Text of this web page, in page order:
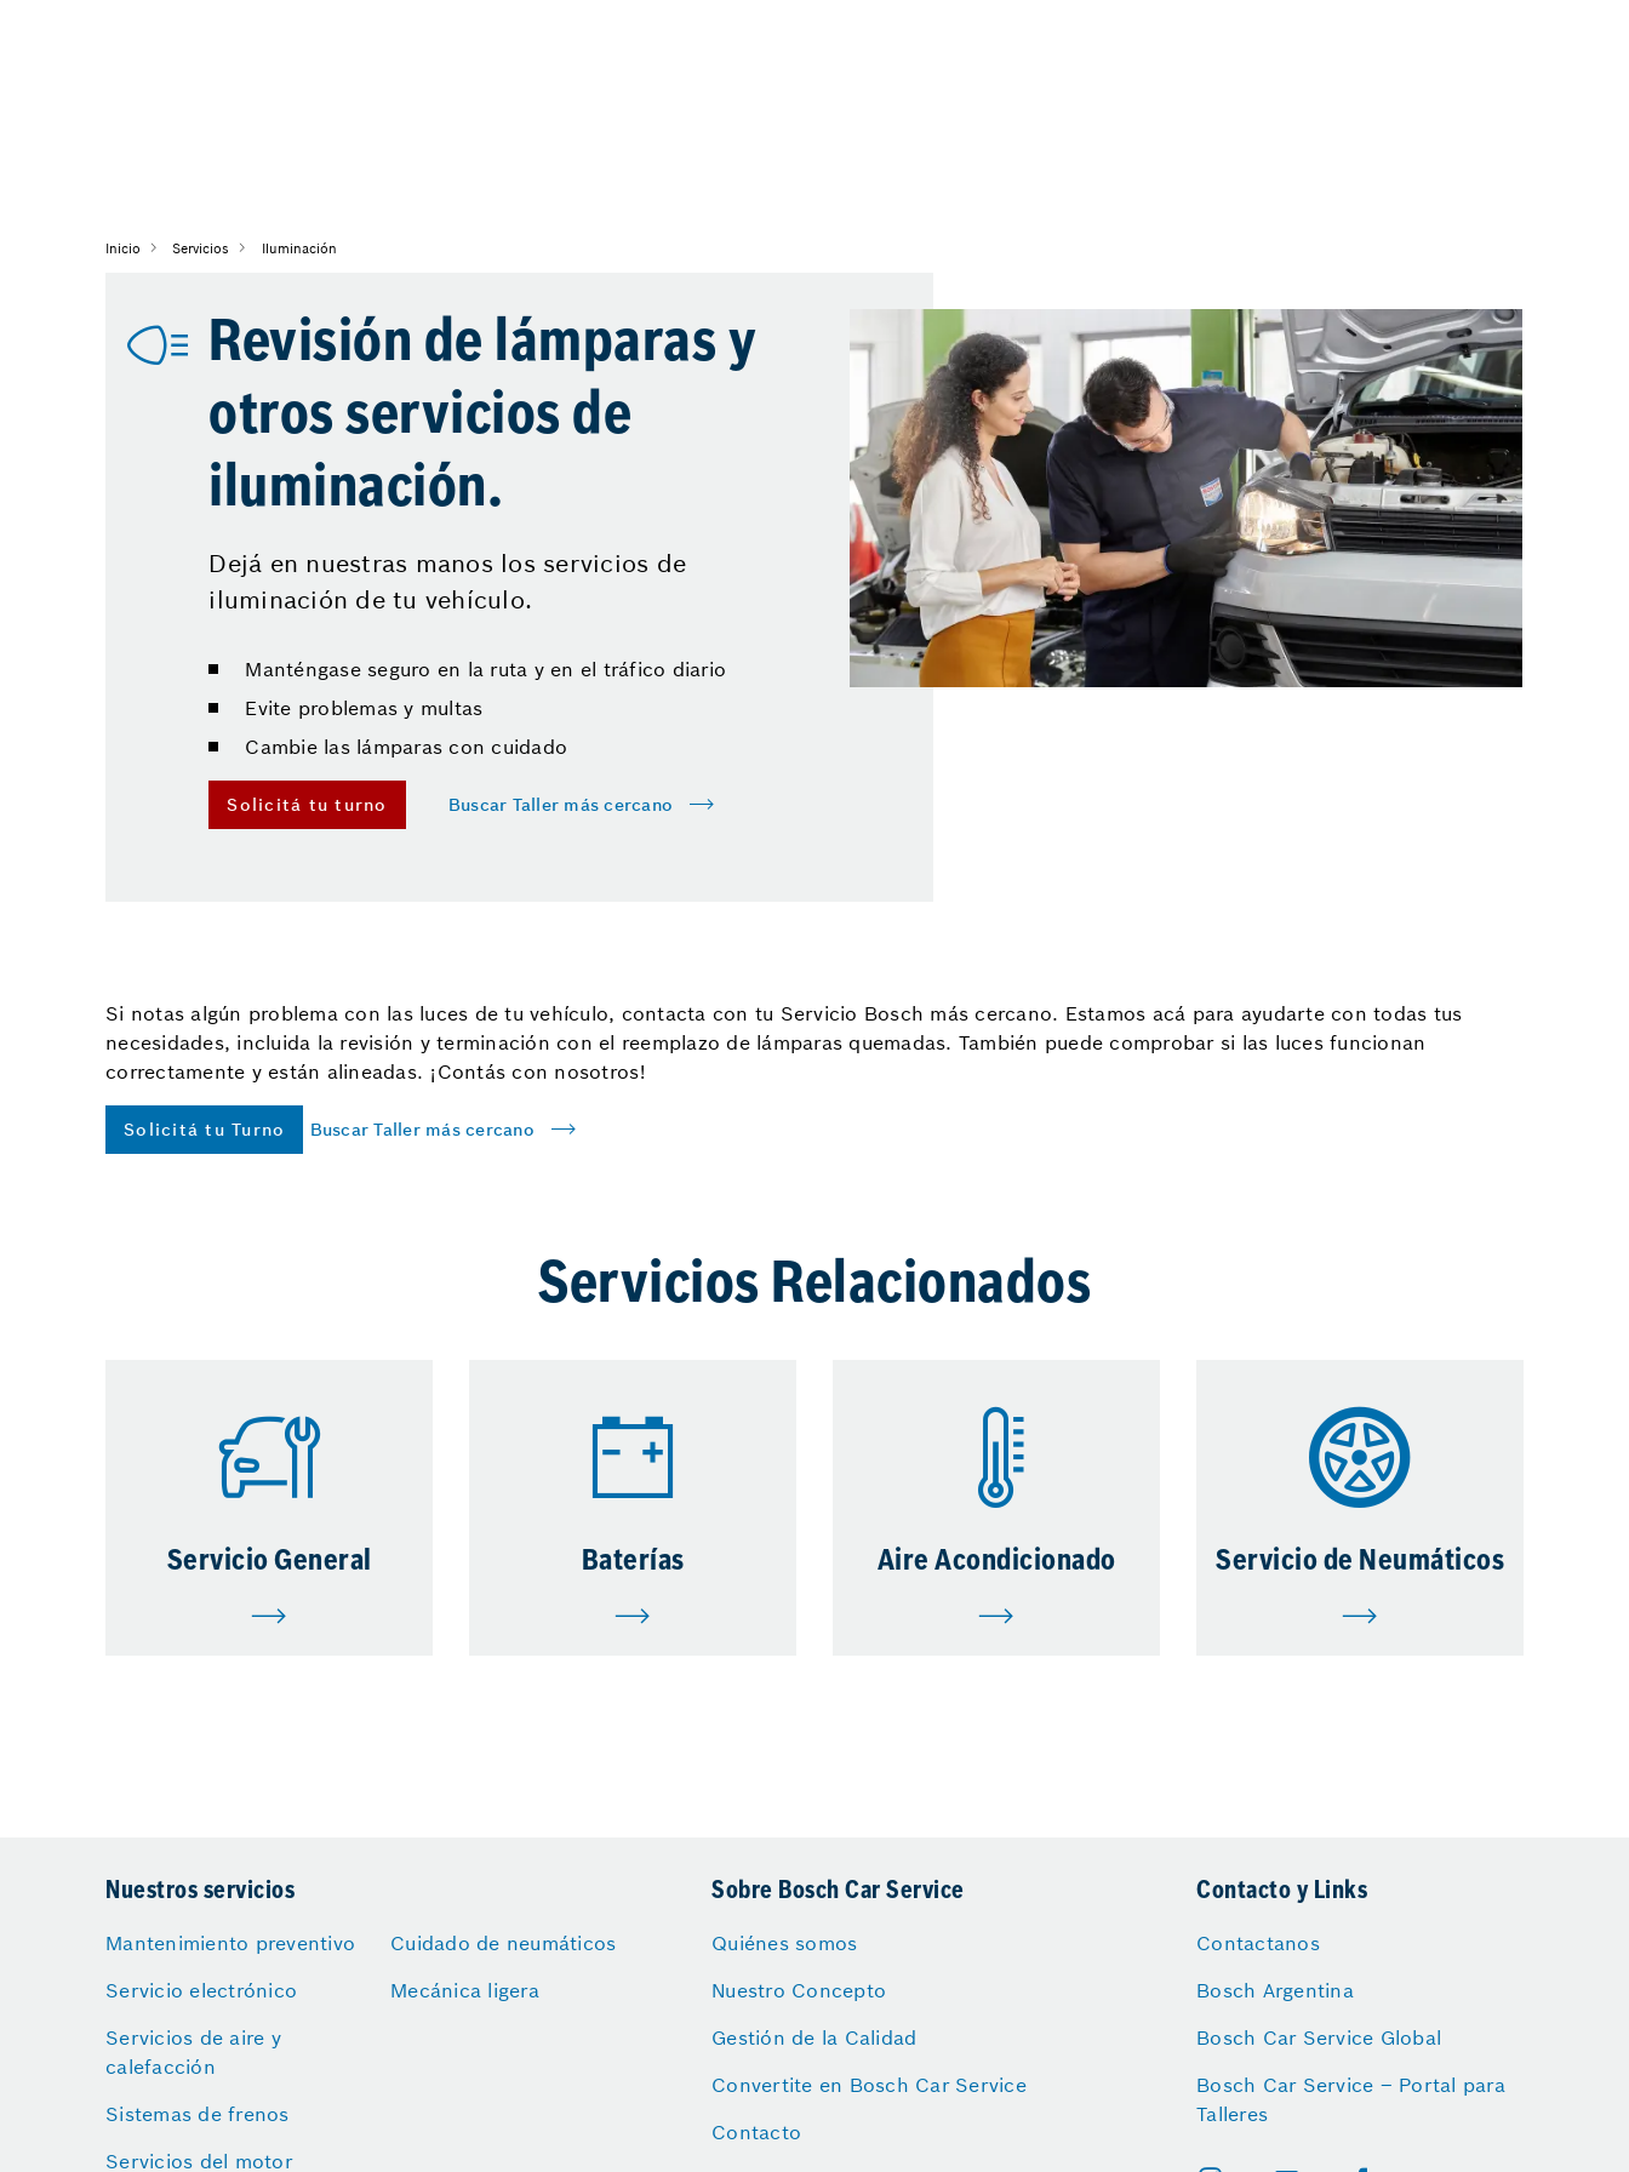
Inicio Servicios Iluminación
Revisión de lámparas y
otros servicios de
iluminación.
Dejá en nuestras manos los servicios de
iluminación de tu vehículo.
Manténgase seguro en la ruta y en el tráfico diario
Evite problemas y multas
Cambie las lámparas con cuidado
Solicitá tu turno Buscar Taller más cercano
Si notas algún problema con las luces de tu vehículo, contacta con tu Servicio Bosch más cercano. Estamos acá para ayudarte con todas tus
necesidades, incluida la revisión y terminación con el reemplazo de lámparas quemadas. También puede comprobar si las luces funcionan
correctamente y están alineadas. ¡Contás con nosotros!
Solicitá tu Turno Buscar Taller más cercano
Servicios Relacionados
Servicio General Baterías Aire Acondicionado Servicio de Neumáticos
Nuestros servicios
Mantenimiento preventivo
Servicio electrónico
Servicios de aire y
calefacción
Sistemas de frenos
Servicios del motor
Cuidado de neumáticos
Mecánica ligera
Sobre Bosch Car Service
Quiénes somos
Nuestro Concepto
Gestión de la Calidad
Convertite en Bosch Car Service
Contacto
Contacto y Links
Contactanos
Bosch Argentina
Bosch Car Service Global
Bosch Car Service – Portal para
Talleres